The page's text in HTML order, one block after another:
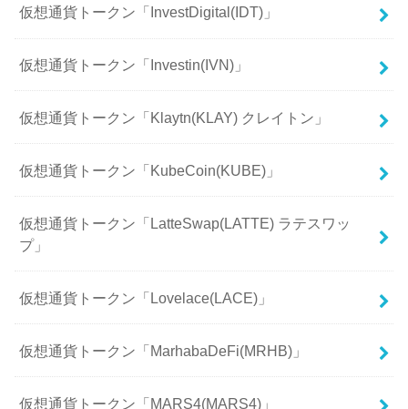
仮想通貨トークン「InvestDigital(IDT)」
仮想通貨トークン「Investin(IVN)」
仮想通貨トークン「Klaytn(KLAY) クレイトン」
仮想通貨トークン「KubeCoin(KUBE)」
仮想通貨トークン「LatteSwap(LATTE) ラテスワッ
プ」
仮想通貨トークン「Lovelace(LACE)」
仮想通貨トークン「MarhabaDeFi(MRHB)」
仮想通貨トークン「MARS4(MARS4)」